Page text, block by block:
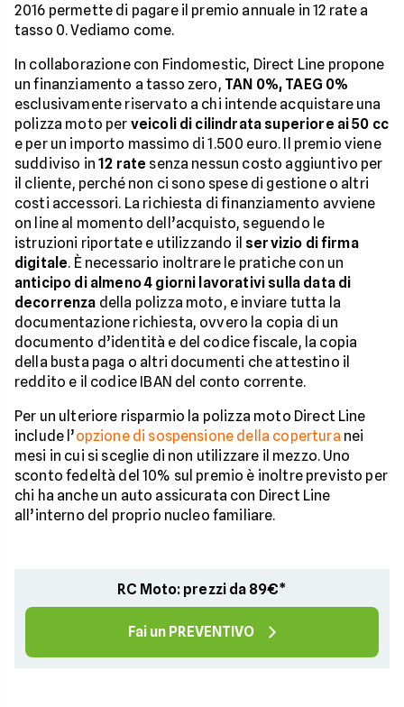
2016 permette di pagare il premio annuale in 12 rate a
tasso 0. Vediamo come.
In collaborazione con Findomestic, Direct Line propone
un finanziamento a tasso zero, TAN 0%, TAEG 0%
esclusivamente riservato a chi intende acquistare una
polizza moto per veicoli di cilindrata superiore ai 50 cc
e per un importo massimo di 1.500 euro. Il premio viene
suddiviso in12 rate senza nessun costo aggiuntivo per
il cliente, perché non ci sono spese di gestione o altri
costi accessori. La richiesta di finanziamento avviene
on line al momento dell’acquisto, seguendo le
istruzioni riportate e utilizzando il servizio di firma
digitale. È necessario inoltrare le pratiche con un
anticipo di almeno 4 giorni lavorativi sulla data di
decorrenza della polizza moto, e inviare tutta la
documentazione richiesta, ovvero la copia di un
documento d’identità e del codice fiscale, la copia
della busta paga o altri documenti che attestino il
reddito e il codice IBAN del conto corrente.
Per un ulteriore risparmio la polizza moto Direct Line
include l’opzione di sospensione della copertura nei
mesi in cui si sceglie di non utilizzare il mezzo. Uno
sconto fedeltà del 10% sul premio è inoltre previsto per
chi ha anche un auto assicurata con Direct Line
all’interno del proprio nucleo familiare.
RC Moto: prezzi da 89€*
Fai un PREVENTIVO